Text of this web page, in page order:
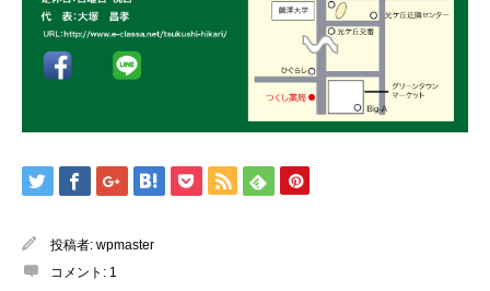
投稿者: wpmaster
コメント: 1